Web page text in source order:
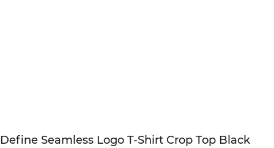
Define Seamless Logo T-Shirt Crop Top Black